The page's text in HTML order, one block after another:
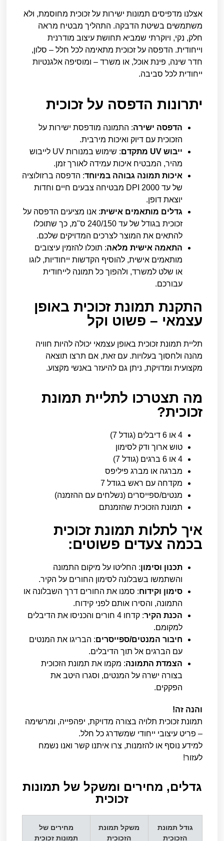
אצלנו מדפיסים תמונות ישירות על זכוכית מחוסמת, ולא
משתמשים בשיטת הדבקה. התהליך מבטיח מראה
חלק, נקי, ויוקרתי שמביא תחושת עיצוב מודרנית
וייחודית. הדפסה על זכוכית מתאימה לכל חלל – סלון,
חדר שינה, פינת אוכל, או משרד – ומוסיפה אלגנטיות
ייחודית לכל סביבה.
יתרונות הדפסה על זכוכית
הדפסה ישירה: התמונה מודפסת ישירות על
הזכוכית עם דיוק ואיכות מירבית.
ייבוש UV מתקדם
: שימוש במנורות UV לייבוש
מהיר, המבטיח איכות עמידה לאורך זמן.
איכות תמונה גבוהה במיוחד: הדפסה ברזולוציה
של עד 2000 DPI מבטיחה צבעים חיים וחדות
יוצאת דופן.
גדלים מותאמים אישית: אנו מציעים הדפסה על
זכוכית בגודל של עד 240/150 ס"מ, כך שתוכלו
להתאים את המוצר לצרכים המדויקים שלכם.
התאמה אישית מלאה: תוכלו להזמין עיצובים
מותאמים אישית, להוסיף הקדשות ייחודיות, לוגו
או שלט למשרד, ולהפוך כל תמונה לייחודית
עבורכם.
התקנת תמונת זכוכית באופן
עצמאי – פשוט וקל
תליית תמונת זכוכית באופן עצמאי יכולה להיות חוויה
מהנה ולחסוך בעלויות. עם זאת, אם תרצו תוצאה
מקצועית ומדויקת, ניתן גם להיעזר באנשי מקצוע.
מה תצטרכו לתליית תמונת
זכוכית?
4 או 6 דיבלים (גודל 7)
טוש ארוך ודק לסימון
4 או 6 ברגים (גודל 7)
מברגה או מברג פיליפס
מקדחה עם ראש בגודל 7
מנטים/ספייסרים (נשלחים עם ההזמנה)
תמונת הזכוכית שהזמנתם
איך לתלות תמונת זכוכית
בכמה צעדים פשוטים:
תכנון וסימון: החליטו על מיקום התמונה
והשתמשו בשבלונה לסימון החורים על הקיר.
סימון וקידוח: סמנו את החורים דרך השבלונה או
התמונה, והסירו אותם לפני קידוח.
הכנת הקיר
: קדחו 4 חורים והכניסו את הדיבלים
למקומם.
חיבור המנטים/ספייסרים: הבריגו את המנטים
עם הברגים אל תוך הדיבלים.
הצמדת התמונה: מקמו את תמונת הזכוכית
בצורה ישרה על המנטים, וסגרו היטב את
הפקקים.
והנה זה!
תמונת זכוכית תלויה בצורה מדויקת, יפהפייה, ומרשימה
– פריט עיצובי ייחודי שמשדרג כל חלל.
למידע נוסף או להזמנות, צרו איתנו קשר ואנו נשמח
לעזור!
גדלים, מחירים ומשקל של תמונות
זכוכית​
גודל תמונת
הזכוכית
משקל תמונת
הזכוכית
מחירים של
תמונות זכוכית